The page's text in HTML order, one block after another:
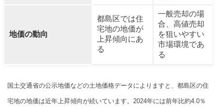
地価の動向
都島区では住
宅地の地価が
上昇傾向にあ
る
一般売却の場
合、高値売却
を狙いやすい
市場環境であ
る
国土交通省の公示地価などの土地価格データによりますと、都島区の住
宅地の地価は近年上昇傾向が続いています。2024年には前年比約4.0％